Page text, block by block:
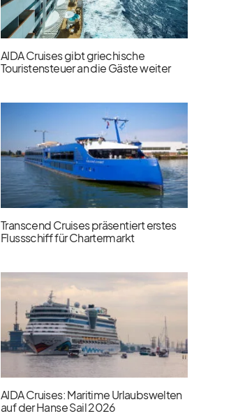
AIDA Cruises gibt griechische
Touristensteuer an die Gäste weiter
Transcend Cruises präsentiert erstes
Flussschiff für Chartermarkt
AIDA Cruises: Maritime Urlaubswelten
auf der Hanse Sail 2026